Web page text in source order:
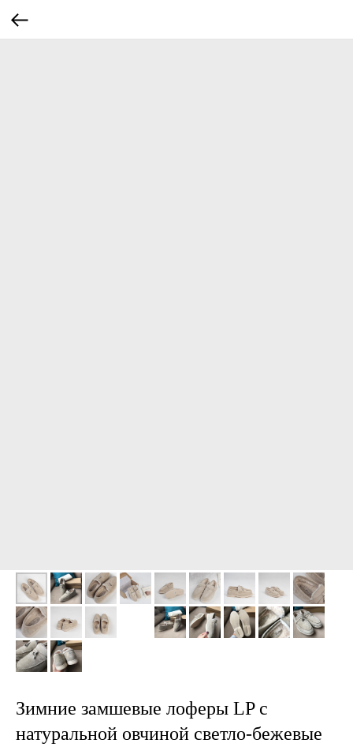
Зимние замшевые лоферы LP с
натуральной овчиной светло-бежевые